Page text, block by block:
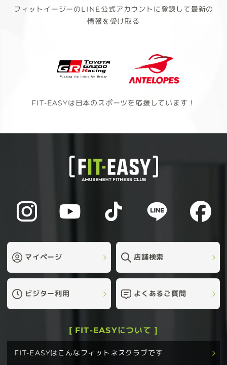
フィットイージーのLINE公式アカウントに登録して最新の
情報を受け取る
FIT-EASYは日本のスポーツを応援しています！
マイページ 店舗検索
ビジター利用 よくあるご質問
[ FIT-EASYについて ]
FIT-EASYはこんなフィットネスクラブです